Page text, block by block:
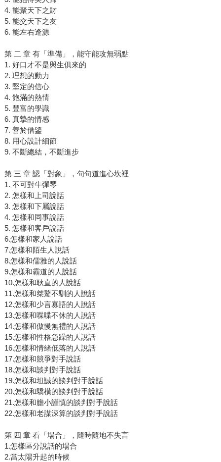
4. 能聚天下之財
5. 能交天下之友
6. 能左右逢源
第 二 章 有「準備」，能守能攻無弱點
1. 好口才不是與生俱來的
2. 理想的動力
3. 堅定的信心
4. 飽滿的熱情
5. 豐富的學識
6. 真摯的情感
7. 善於借鑒
8. 用心設計細節
9. 不斷總結，不斷進步
第 三 章 認「對象」，句句道進心坎裡
1. 不可對牛彈琴
2. 怎樣和上司說話
3. 怎樣和下屬說話
4. 怎樣和同事說話
5. 怎樣和客戶說話
6.怎樣和家人說話
7.怎樣和陌生人說話
8.怎樣和儒雅的人說話
9.怎樣和霸道的人說話
10.怎樣和耿直的人說話
11.怎樣和桀驁不馴的人說話
12.怎樣和少言寡語的人說話
13.怎樣和喋喋不休的人說話
14.怎樣和傲慢無禮的人說話
15.怎樣和性格急躁的人說話
16.怎樣和情緒低落的人說話
17.怎樣和競爭對手說話
18.怎樣和談判對手說話
19.怎樣和坦誠的談判對手說話
20.怎樣和驕橫的談判對手說話
21.怎樣和膽小謹慎的談判對手說話
22.怎樣和老謀深算的談判對手說話
第 四 章 看「場合」，隨時隨地不失言
1.怎樣區分說話的場合
2.當太陽升起的時候